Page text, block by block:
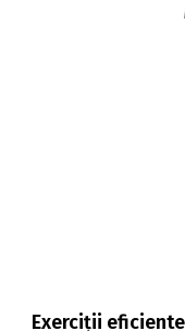
Exerciții